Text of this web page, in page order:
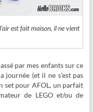
est fait maison, il ne vient
par mes enfants sur ce
journée (et il ne s’est pas
set pour AFOL, un parfait
de LEGO et/ou de